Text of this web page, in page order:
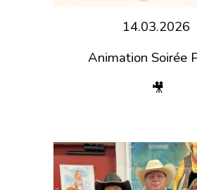
14.03.2026
Animation Soirée
🎥